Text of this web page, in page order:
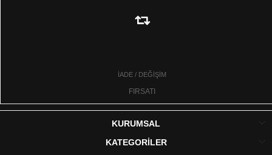
İADE / DEĞİŞİM
FIRSATI
KURUMSAL
KATEGORİLER